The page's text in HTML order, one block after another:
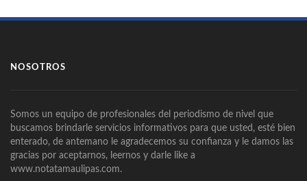
NOSOTROS
Somos un equipo de profesionales del periodismo de nivel que
buscamos brindarle servicios informativos para que usted, esté bien
enterado, de antemano le agradecemos su confianza y le damos las
gracias por aceptarnos, leernos y darle like a
www.notatamaulipas.com.